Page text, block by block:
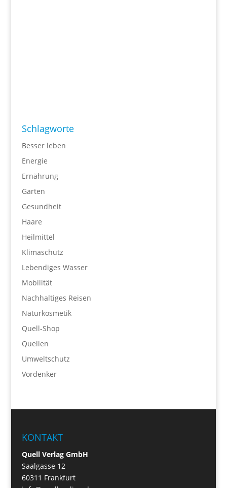
Schlagworte
Besser leben
Energie
Ernährung
Garten
Gesundheit
Haare
Heilmittel
Klimaschutz
Lebendiges Wasser
Mobilität
Nachhaltiges Reisen
Naturkosmetik
Quell-Shop
Quellen
Umweltschutz
Vordenker
KONTAKT
Quell Verlag GmbH
Saalgasse 12
60311 Frankfurt